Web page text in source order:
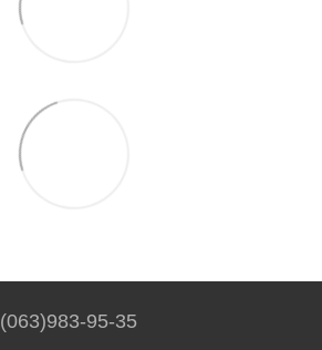
(063)983-95-35